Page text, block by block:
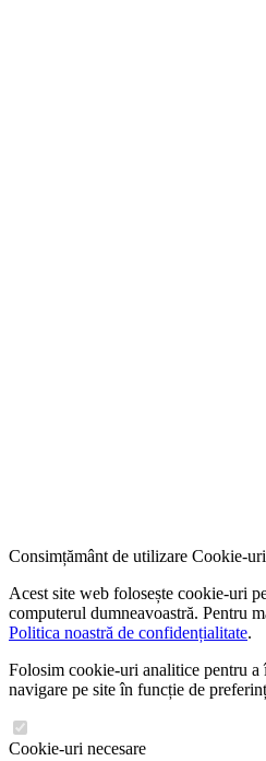
Consimțământ de utilizare Cookie-uri
Acest site web folosește cookie-uri
computerul dumneavoastră. Pentru
Politica noastră de confidențialitate.
Folosim cookie-uri analitice pentru a
navigare pe site în funcție de
Cookie-uri necesare